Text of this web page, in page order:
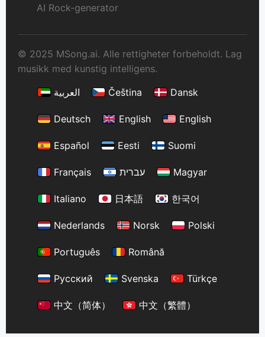
AI Rock-generator
© 2025 MSong.ai. Alle rettigheter forbeholdt. Lag
musikk med kunstig intelligens.
العربية
Čeština Dansk
Deutsch English English
Español Eesti Suomi
Français עברית Magyar
Italiano 日本語 한국어
Nederlands Norsk Polski
Português Română
Русский Svenska Türkçe
中文（简体） 中文（繁體）